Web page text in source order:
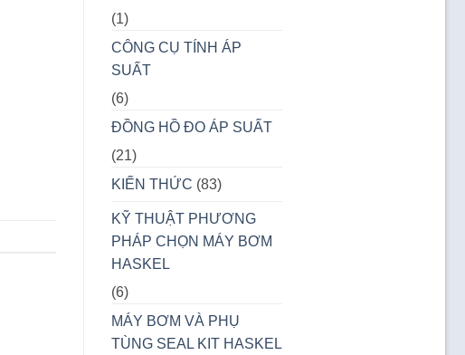
(1)
CÔNG CỤ TÍNH ÁP
SUẤT
(6)
ĐỒNG HỒ ĐO ÁP SUẤT
(21)
KIẾN THỨC (83)
KỸ THUẬT PHƯƠNG
PHÁP CHỌN MÁY BƠM
HASKEL
(6)
MÁY BƠM VÀ PHỤ
TÙNG SEAL KIT HASKEL